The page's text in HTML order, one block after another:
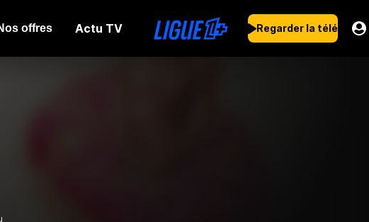
offres Actu TV Regarder la télé